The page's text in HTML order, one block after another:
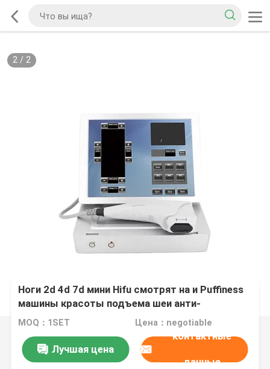
2/ 2
Ноги 2d 4d 7d мини Hifu смотрят на и Puffiness
машины красоты подъема шеи анти-
MOQ：1SET Цена：negotiable
Лучшая цена
контактные
данные